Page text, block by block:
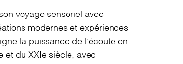
voyage sensoriel avec
modernes et expériences
la puissance de l’écoute en
et du XXIe siècle, avec